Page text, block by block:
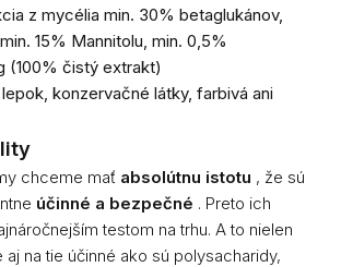
z mycélia min. 30% betaglukánov,
15% Mannitolu, min. 0,5%
(100% čistý extrakt)
konzervačné látky, farbivá ani
chceme mať absolútnu istotu , že sú
účinné a bezpečné . Preto ich
testom na trhu. A to nielen
aj na tie účinné ako sú polysacharidy,